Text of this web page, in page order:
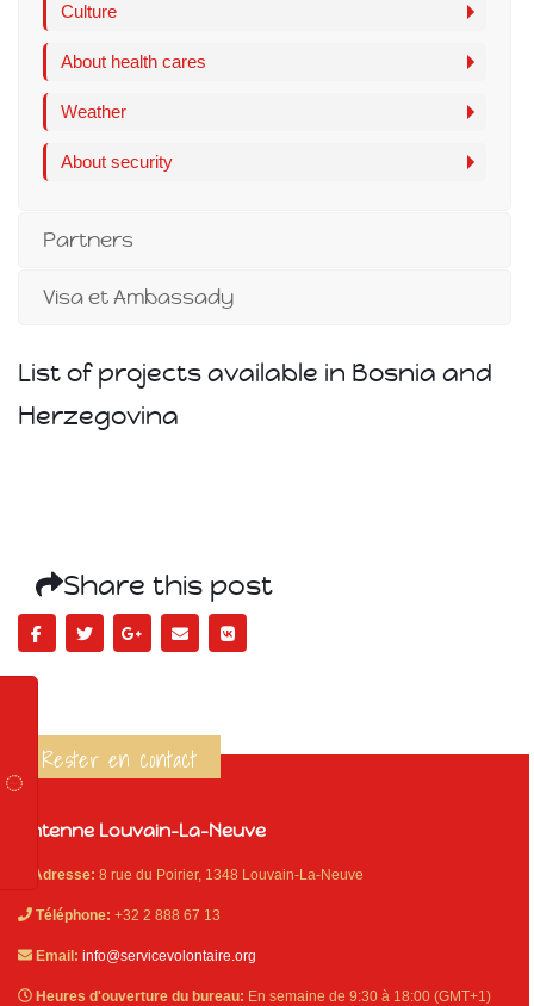
Culture
About health cares
Weather
About security
Partners
Visa et Ambassady
List of projects available in Bosnia and
Herzegovina
Share this post
Rester en contact
Antenne Louvain-La-Neuve
Adresse: 8 rue du Poirier, 1348 Louvain-La-Neuve
Téléphone: +32 2 888 67 13
Email: info@servicevolontaire.org
Heures d'ouverture du bureau: En semaine de 9:30 à 18:00 (GMT+1)